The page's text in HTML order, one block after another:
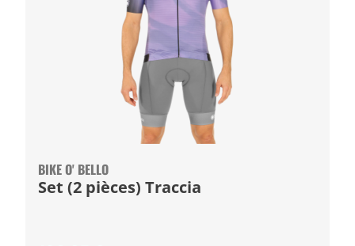
BIKE O' BELLO
Set (2 pièces) Traccia